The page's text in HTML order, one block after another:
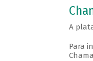
A
Para